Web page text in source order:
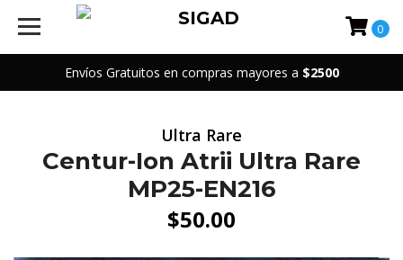
Envíos Gratuitos en compras mayores a $2500
0
Ultra Rare
Centur-Ion Atrii Ultra Rare
MP25-EN216
$50.00